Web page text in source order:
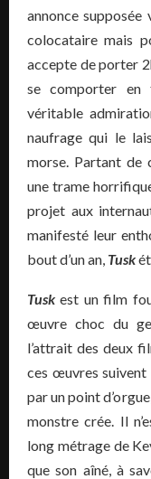
annonce supposée
colocataire mais
accepte de porter
se comporter en
véritable
naufrage qui le
morse. Partant de
une trame
projet aux
manifesté leur
bout d’un an, Tusk
Tusk est un film
œuvre choc du
l’attrait des deux
ces œuvres suivent
par un point
monstre crée. Il
long métrage de
que son aîné, à